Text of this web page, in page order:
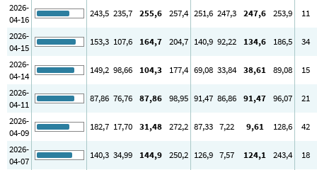
2026-
04-16
243,5 235,7 255,6 257,4 251,6 247,3 247,6 253,9
11
2026-
04-15
153,3 107,6 164,7 204,7 140,9 92,22 134,6 186,5
34
2026-
04-14
149,2 98,66 104,3 177,4 69,08 33,84 38,61 89,08
15
2026-
04-11
87,86 76,76 87,86 98,95 91,47 86,86 91,47 96,07
21
2026-
04-09
182,7 17,70 31,48 272,2 87,33 7,22 9,61 128,6
42
2026-
04-07
140,3 34,99 144,9 250,2 126,9 7,57 124,1 243,4
18